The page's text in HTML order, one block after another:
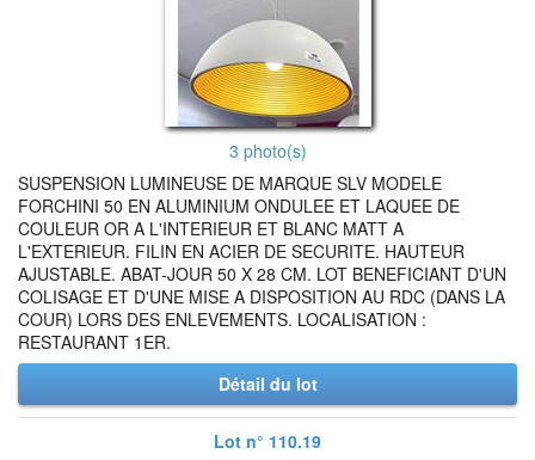
3 photo(s)
SUSPENSION LUMINEUSE DE MARQUE SLV MODELE
FORCHINI 50 EN ALUMINIUM ONDULEE ET LAQUEE DE
COULEUR OR A L'INTERIEUR ET BLANC MATT A
L'EXTERIEUR. FILIN EN ACIER DE SECURITE. HAUTEUR
AJUSTABLE. ABAT-JOUR 50 X 28 CM. LOT BENEFICIANT D'UN
COLISAGE ET D'UNE MISE A DISPOSITION AU RDC (DANS LA
COUR) LORS DES ENLEVEMENTS. LOCALISATION :
RESTAURANT 1ER.
Détail du lot
Lot n° 110.19